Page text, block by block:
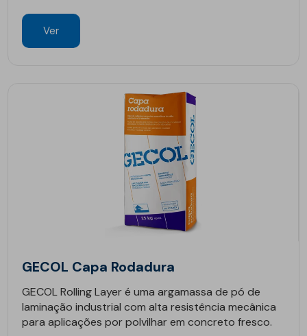
Ver
GECOL Capa Rodadura
GECOL Rolling Layer é uma argamassa de pó de
laminação industrial com alta resistência mecânica
para aplicações por polvilhar em concreto fresco.